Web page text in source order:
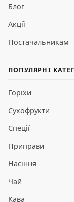
Блог
Акції
Постачальникам
ПОПУЛЯРНІ
Горіхи
Сухофрукти
Спеції
Приправи
Насіння
Чай
Кава